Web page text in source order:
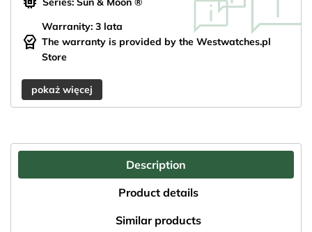
editor_choice
Warranity: 3 lata
The warranty is provided by the Westwatches.pl
Store
pokaż więcej
Description
Product details
Similar products